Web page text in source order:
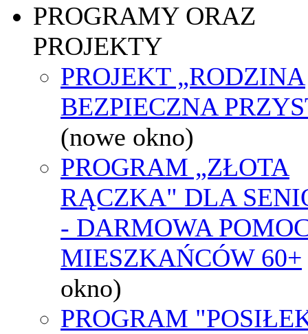
PROGRAMY ORAZ
PROJEKTY
PROJEKT „RODZINA
BEZPIECZNA
(nowe okno)
PROGRAM „ZŁOTA
RĄCZKA" DLA
- DARMOWA
MIESZKAŃCÓW 60+
okno)
PROGRAM